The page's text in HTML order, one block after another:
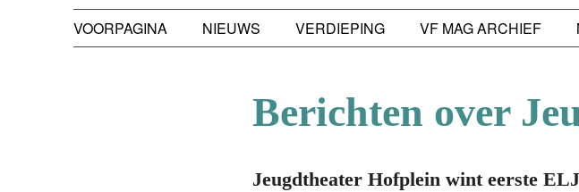
VOORPAGINA NIEUWS VERDIEPING VF MAG ARCHIEF
Berichten over
Jeugdtheater Hofplein wint eerste